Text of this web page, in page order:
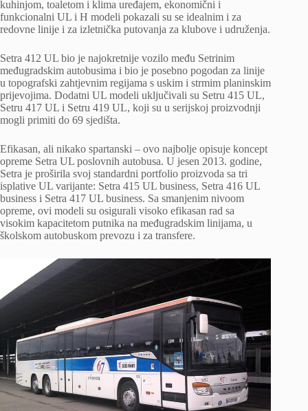
kuhinjom, toaletom i klima uređajem, ekonomični i
funkcionalni UL i H modeli pokazali su se idealnim i za
redovne linije i za izletnička putovanja za klubove i udruženja.
Setra 412 UL bio je najokretnije vozilo među Setrinim
međugradskim autobusima i bio je posebno pogodan za linije
u topografski zahtjevnim regijama s uskim i strmim planinskim
prijevojima. Dodatni UL modeli uključivali su Setru 415 UL,
Setru 417 UL i Setru 419 UL, koji su u serijskoj proizvodnji
mogli primiti do 69 sjedišta.
Efikasan, ali nikako spartanski – ovo najbolje opisuje koncept
opreme Setra UL poslovnih autobusa. U jesen 2013. godine,
Setra je proširila svoj standardni portfolio proizvoda sa tri
isplative UL varijante: Setra 415 UL business, Setra 416 UL
business i Setra 417 UL business. Sa smanjenim nivoom
opreme, ovi modeli su osigurali visoko efikasan rad sa
visokim kapacitetom putnika na međugradskim linijama, u
školskom autobuskom prevozu i za transfere.